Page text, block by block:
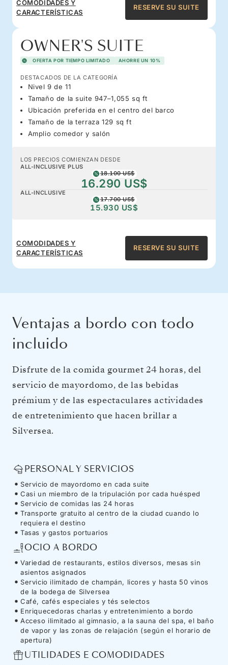
COMODIDADES Y
CARACTERÍSTICAS
RESERVE SU SUITE
OWNER'S SUITE
OFERTA POR TIEMPO LIMITADO AHORRE UN 10%
DESTACADOS DE LA CATEGORÍA
Nivel 9 de 11
Tamaño de la suite 947–1,055 sq ft
Ubicación preferida en el centro del barco
Tamaño de la terraza 129 sq ft
Amplio comedor y salón
LOS PRECIOS COMIENZAN DESDE
ALL-INCLUSIVE PLUS
18.100 US$
16.290 US$
ALL-INCLUSIVE
17.700 US$
15.930 US$
COMODIDADES Y
CARACTERÍSTICAS
RESERVE SU SUITE
Ventajas a bordo con todo
incluido
Disfrute de la comida gourmet 24 horas, del
servicio de mayordomo, de las bebidas
prémium y de las espectaculares actividades
de entretenimiento que hacen brillar a
Silversea.
PERSONAL Y SERVICIOS
Servicio de mayordomo en cada suite
Casi un miembro de la tripulación por cada huésped
Servicio de comidas las 24 horas
Transporte gratuito al centro de la ciudad cuando lo
requiera el destino
Tasas y gastos portuarios
OCIO A BORDO
Variedad de restaurants, estilos diversos, mesas sin
asientos asignados
Servicio ilimitado de champán, licores y hasta 50 vinos
de la bodega de Silversea
Café, cafés especiales y tés selectos
Enriquecedoras charlas y entretenimiento a bordo
Acceso ilimitado al gimnasio, a la sauna del spa, el baño
de vapor y las zonas de relajación (según el horario de
apertura)
UTILIDADES E COMODIDADES